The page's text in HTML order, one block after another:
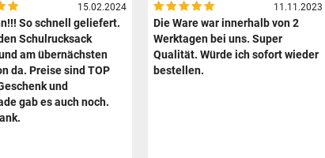
15.02.2024
So schnell geliefert.
Schulrucksack
am übernächsten
da. Preise sind TOP
und
gab es auch noch.
11.11.2023
Die Ware war innerhalb von 2
Werktagen bei uns. Super
Qualität. Würde ich sofort wieder
bestellen.